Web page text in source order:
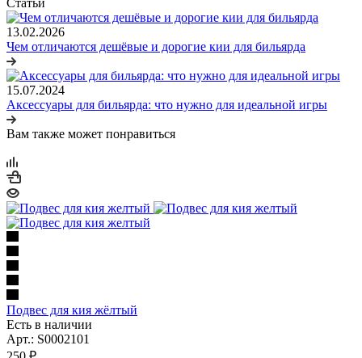
13.02.2026
Чем отличаются дешёвые и дорогие кии для бильярда
15.07.2024
Аксессуары для бильярда: что нужно для идеальной игры
Вам также может понравиться
Подвес для кия жёлтый
Есть в наличии
Арт.: S0002101